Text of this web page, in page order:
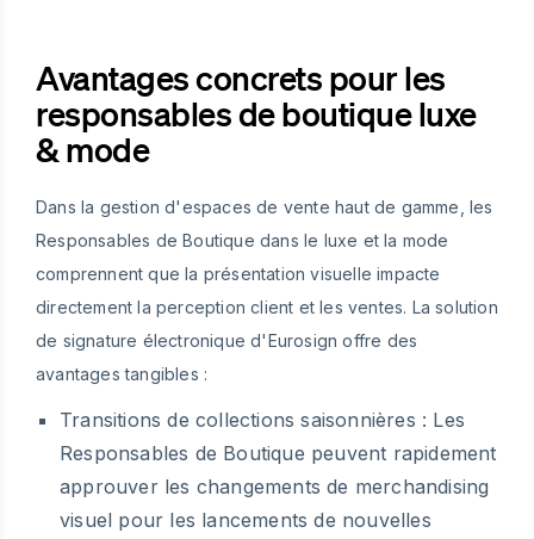
Avantages concrets pour les
responsables de boutique luxe
& mode
Dans la gestion d'espaces de vente haut de gamme, les
Responsables de Boutique dans le luxe et la mode
comprennent que la présentation visuelle impacte
directement la perception client et les ventes. La solution
de signature électronique d'Eurosign offre des
avantages tangibles :
Transitions de collections saisonnières : Les
Responsables de Boutique peuvent rapidement
approuver les changements de merchandising
visuel pour les lancements de nouvelles